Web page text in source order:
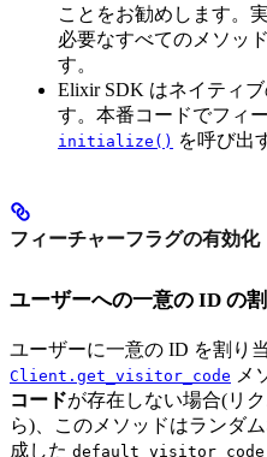
ことをお勧めします。
必要なすべてのメソッ
す。
Elixir SDK はネイティ
す。本番コードでフィ
initialize() を呼び出
フィーチャーフラグの有効化
ユーザーへの一意の ID の
ユーザーに一意の ID を割り
Client.get_visitor_code メ
コードが存在しない場合(リ
ら)、このメソッドはランダ
成した default_visitor_code